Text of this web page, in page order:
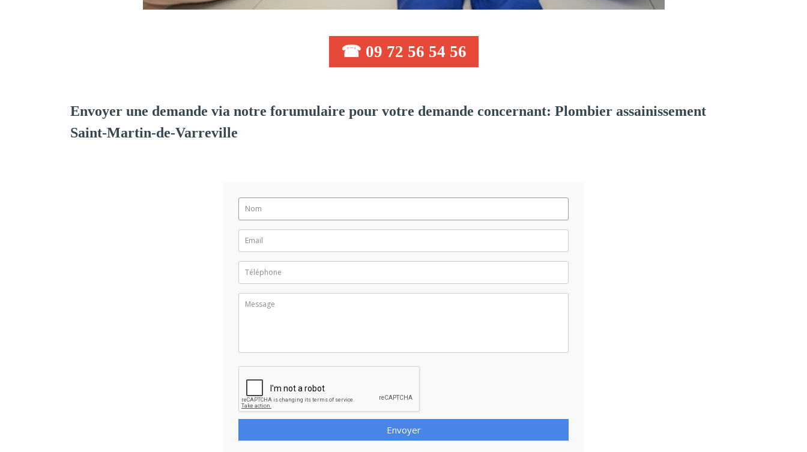
☎ 09 72 56 54 56
Envoyer une demande via notre forumulaire pour votre demande concernant: Plombier assainissement
Saint-Martin-de-Varreville
Envoyer